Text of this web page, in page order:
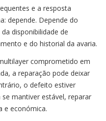
e a resposta
depende. Depende do
disponibilidade de
e do historial da avaria.
comprometido em
a reparação pode deixar
o defeito estiver
mantiver estável, reparar
e económica.